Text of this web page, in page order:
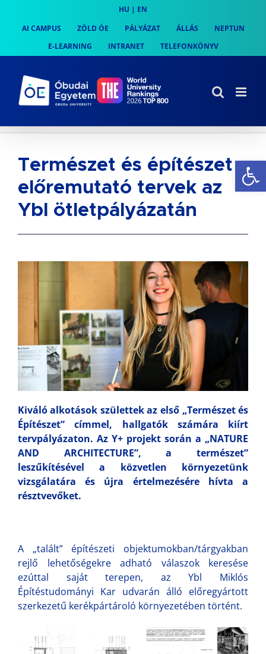
content
HU | EN
AI CAMPUS
ZÖLD ÓE PÁLYÁZAT ÁLLÁS
NEPTUN
E-LEARNING
INTRANET TELEFONKÖNYV
Természet és építészet –
előremutató tervek az
Ybl ötletpályázatán
Kiváló alkotások születtek az első „Természet és
Építészet” címmel, hallgatók számára kiírt
tervpályázaton. Az Y+ projekt során a „NATURE
AND ARCHITECTURE”, a természet”
leszűkítésével a közvetlen környezetünk
vizsgálatára és újra értelmezésére hívta a
résztvevőket.
A „talált” építészeti objektumokban/tárgyakban
rejlő lehetőségekre adható válaszok keresése
ezúttal saját terepen, az Ybl Miklós
Építéstudományi Kar udvarán álló előregyártott
szerkezetű kerékpártároló környezetében történt.